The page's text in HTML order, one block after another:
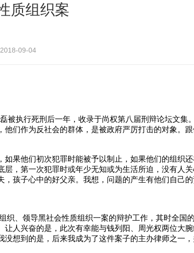
质组织案
09-04
被执行死刑后一年，收录于尚权第八届刑辩论坛文
他们作为反社会的群体，是被政府严厉打击的对象。
如果他们初次犯罪时能被予以制止，如果他们的组织
层，第一次犯罪时或年少无知或为生活所迫，没有人
孩子心中的好父亲。我想，问题的产生有他们自己的
织、领导黑社会性质组织一案的辩护工作，其时全
人兴奋的是，此次有幸能与钱列阳、周光权两位大
想到的是，后来我成为了这件案子的主办律师之一，